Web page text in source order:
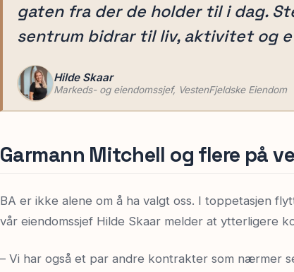
gaten fra der de holder til i dag.
sentrum bidrar til liv, aktivitet og
Hilde Skaar
Markeds- og eiendomssjef, VestenFjeldske Eiendom
Garmann Mitchell og flere på
BA er ikke alene om å ha valgt oss. I toppetasjen
vår eiendomssjef Hilde Skaar melder at ytterligere
– Vi har også et par andre kontrakter som nærmer